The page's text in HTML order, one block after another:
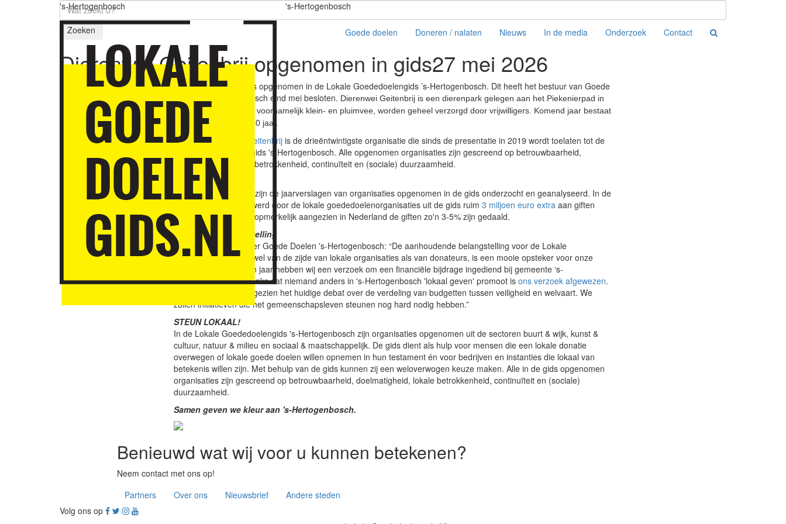
's-Hertogenbosch 's-Hertogenbosch
Goede doelen Doneren / nalaten Nieuws In de media Onderzoek Contact
Zoeken
Dierenwei Geitenbrij opgenomen in gids27 mei 2026
Dierenwei Geitenbrij is opgenomen in de Lokale Goededoelengids ’s-Hertogenbosch. Dit heeft het bestuur van Goede
Doelen 's-Hertogenbosch eind mei besloten. Dierenwei Geitenbrij is een dierenpark gelegen aan het Piekenierpad in
Rosmalen. De dieren, voornamelijk klein- en pluimvee, worden geheel verzorgd door vrijwilligers. Komend jaar bestaat
Dierenwei Geitenbrij 40 jaar.
Stichting Dierenwei Geitenbrij is de drieëntwintigste organisatie die sinds de presentatie in 2019 wordt toelaten tot de
Lokale Goededoelengids 's-Hertogenbosch. Alle opgenomen organisaties zijn gescreend op betrouwbaarheid,
doelmatigheid, lokale betrokkenheid, continuïteit en (sociale) duurzaamheid.
Boven verwachting
In de afgelopen jaren zijn de jaarverslagen van organisaties opgenomen in de gids onderzocht en geanalyseerd. In de
periode 2022 - 2024 werd door de lokale goededoelenorganisaties uit de gids ruim 3 miljoen euro extra aan giften
ontvangen. Bijzonder opmerkelijk aangezien in Nederland de giften zo'n 3-5% zijn gedaald.
Opsteker en teleurstelling
Jan de Rond, voorzitter Goede Doelen 's-Hertogenbosch: “De aanhoudende belangstelling voor de Lokale
Goededoelengids, zowel van de zijde van lokale organisaties als van donateurs, is een mooie opsteker voor onze
organisatie. Afgelopen jaar hebben wij een verzoek om een financiële bijdrage ingediend bij gemeente ‘s-
Hertogenbosch. Ondanks dat niemand anders in 's-Hertogenbosch 'lokaal geven' promoot is ons verzoek afgewezen.
Teleurstellend, zeker gezien het huidige debat over de verdeling van budgetten tussen veiligheid en welvaart. We
zullen initiatieven die het gemeenschapsleven steunen nog hard nodig hebben.”
STEUN LOKAAL!
In de Lokale Goededoelengids 's-Hertogenbosch zijn organisaties opgenomen uit de sectoren buurt & wijk, kunst &
cultuur, natuur & milieu en sociaal & maatschappelijk. De gids dient als hulp voor mensen die een lokale donatie
overwegen of lokale goede doelen willen opnemen in hun testament én voor bedrijven en instanties die lokaal van
betekenis willen zijn. Met behulp van de gids kunnen zij een weloverwogen keuze maken. Alle in de gids opgenomen
organisaties zijn gescreend op betrouwbaarheid, doelmatigheid, lokale betrokkenheid, continuïteit en (sociale)
duurzaamheid.
Samen geven we kleur aan 's-Hertogenbosch.
Benieuwd wat wij voor u kunnen betekenen?
Neem contact met ons op!
Partners
Over ons Nieuwsbrief
Andere steden
Volg ons op